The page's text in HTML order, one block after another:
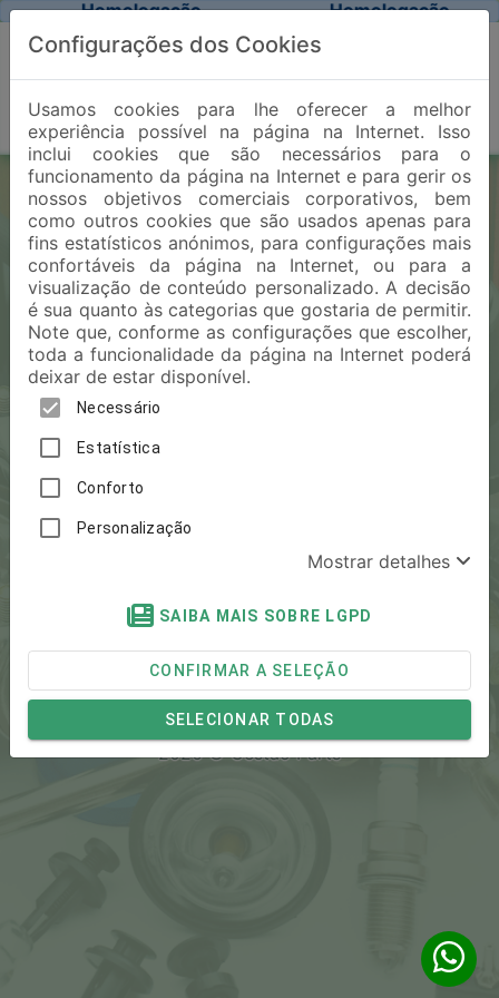
Homologação Homologação
WebParts Peças Online
Login
Senha
Lembrar da minha credencial
2026 © Gestão Parts
Configurações dos Cookies
Usamos cookies para lhe oferecer a melhor
experiência possível na página na Internet. Isso
inclui cookies que são necessários para o
funcionamento da página na Internet e para gerir os
nossos objetivos comerciais corporativos, bem
como outros cookies que são usados apenas para
fins estatísticos anónimos, para configurações mais
confortáveis da página na Internet, ou para a
visualização de conteúdo personalizado. A decisão
é sua quanto às categorias que gostaria de permitir.
Note que, conforme as configurações que escolher,
toda a funcionalidade da página na Internet poderá
deixar de estar disponível.
Necessário
Estatística
Conforto
Personalização
Mostrar detalhes
SAIBA MAIS SOBRE LGPD
CONFIRMAR A SELEÇÃO
SELECIONAR TODAS